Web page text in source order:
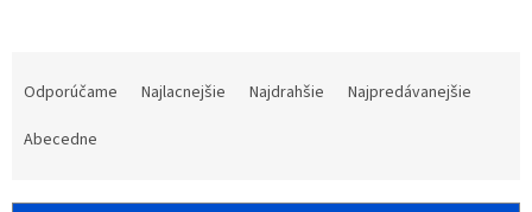
Odporúčame Najlacnejšie Najdrahšie
Najpredávanejšie
Abecedne